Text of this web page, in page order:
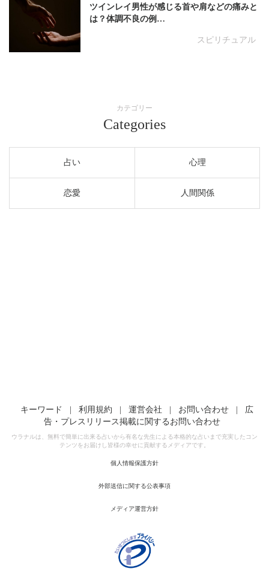
スピリチュアル
ツインレイ男性が感じる首や肩などの痛みと
は？体調不良の例…
カテゴリー
Categories
占い 心理
恋愛 人間関係
キーワード | 利用規約 | 運営会社 | お問い合わせ |
広
告・プレスリリース掲載に関するお問い合わせ
ウラナルは、無料で簡単に出来る占いから有名な先生による本格的な占いまで充実したコン
テンツをお届けし皆様の幸せに貢献するメディアです。
個人情報保護方針
外部送信に関する公表事項
メディア運営方針